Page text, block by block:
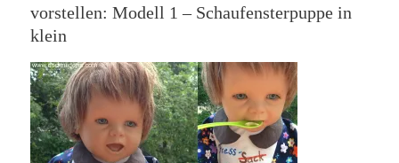
vorstellen: Modell 1 – Schaufensterpuppe in
klein